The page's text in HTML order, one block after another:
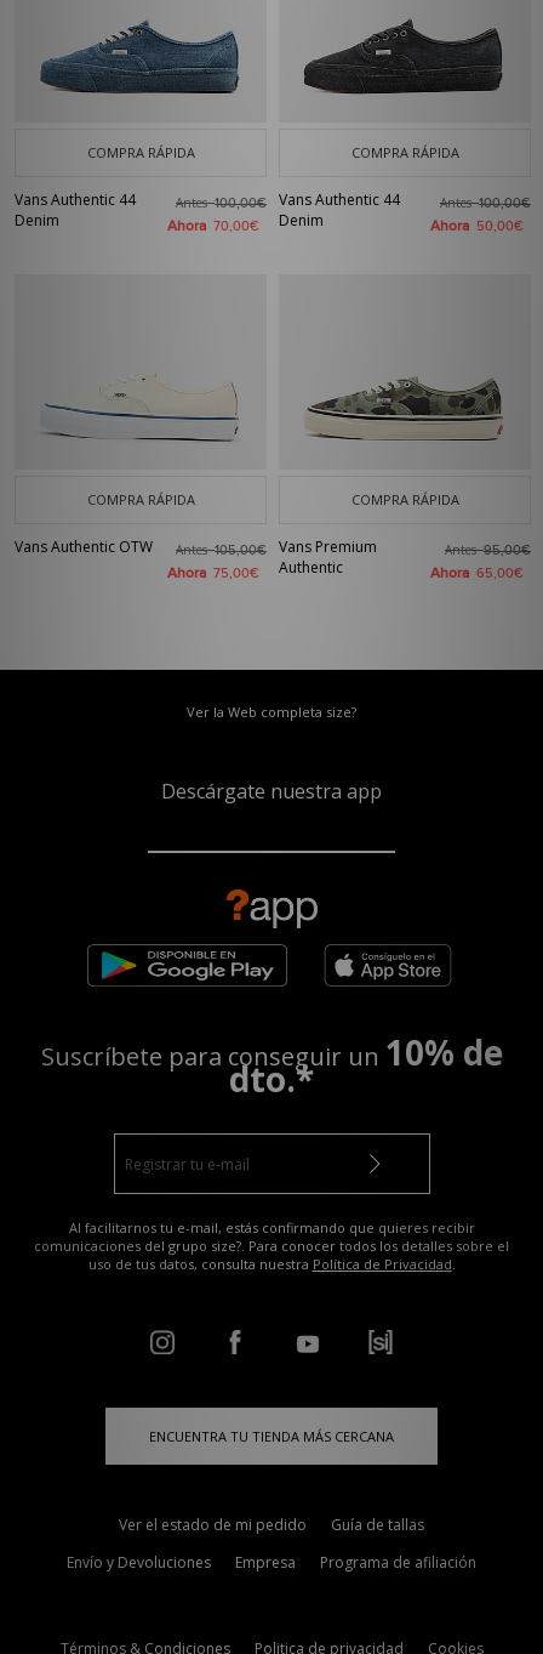
COMPRA RÁPIDA
Vans Authentic 44
Denim
Antes100,00€
Ahora 70,00€
COMPRA RÁPIDA
Vans Authentic 44
Denim
Antes100,00€
Ahora 50,00€
COMPRA RÁPIDA
Vans Authentic OTW Antes105,00€
Ahora 75,00€
COMPRA RÁPIDA
Vans Premium
Authentic
Antes95,00€
Ahora 65,00€
Ver la Web completa size?
Descárgate nuestra app
Suscríbete para conseguir un 10% de
dto.*
Al facilitarnos tu e-mail, estás confirmando que quieres recibir
comunicaciones del grupo size?. Para conocer todos los detalles sobre el
uso de tus datos, consulta nuestra Política de Privacidad.
ENCUENTRA TU TIENDA MÁS CERCANA
Ver el estado de mi pedido
Guía de tallas
Envío y Devoluciones
Empresa Programa de afiliación
Términos & Condiciones Politica de privacidad Cookies